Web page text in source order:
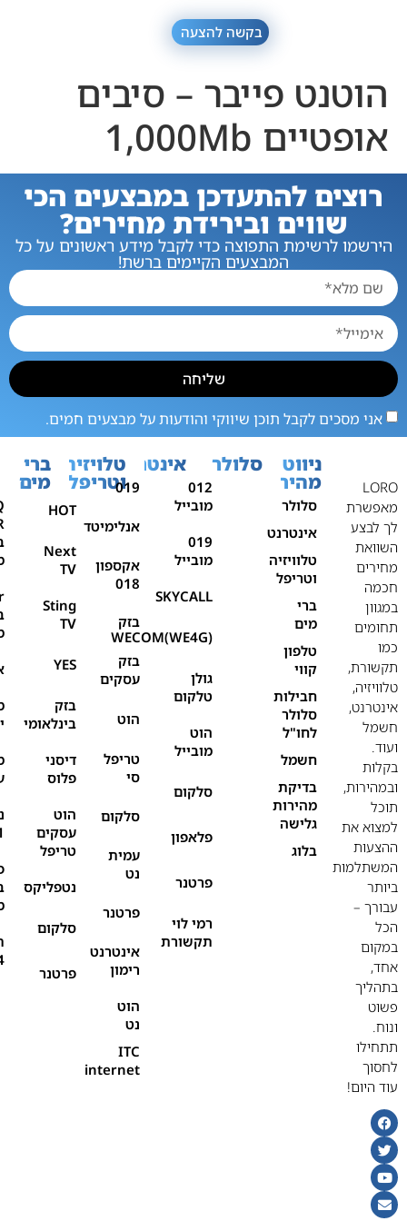
בקשה להצעה
הוטנט פייבר – סיבים
אופטיים 1,000Mb
רוצים להתעדכן במבצעים הכי
שווים ובירידת מחירים?
הירשמו לרשימת התפוצה כדי לקבל מידע ראשונים על כל
המבצעים הקיימים ברשת!
אני מסכים לקבל תוכן שיווקי והודעות על מבצעים חמים.
שליחה
LORO
מאפשרת
לך לבצע
השוואת
מחירים
חכמה
במגוון
תחומים
כמו
תקשורת,
טלוויזיה,
אינטרנט,
חשמל
ועוד.
בקלות
ובמהירות,
תוכל
למצוא את
ההצעות
המשתלמות
ביותר
עבורך –
הכל
במקום
אחד,
בתהליך
פשוט
ונוח.
תתחילו
לחסוך
עוד היום!
ניווט
מהיר
סלולר
אינטרנט
טלוויזיה
וטריפל
ברי
מים
טלפון
קווי
חבילות
סלולר
לחו"ל
חשמל
בדיקת
מהירות
גלישה
בלוג
סלולר
012
מובייל
019
מובייל
SKYCALL
WECOM(WE4G)
גולן
טלקום
הוט
מובייל
סלקום
פלאפון
פרטנר
רמי לוי
תקשורת
אינטרנט
019
אנלימיטד
אקספון
018
בזק
בזק
עסקים
הוט
טריפל
סי
סלקום
עמית
נט
פרטנר
אינטרנט
רימון
הוט
נט
ITC
internet
טלויזיה
וטריפל
HOT
Next
TV
Sting
TV
YES
בזק
בינלאומי
דיסני
פלוס
הוט
עסקים
טריפל
נטפליקס
סלקום
פרטנר
ברי
מים